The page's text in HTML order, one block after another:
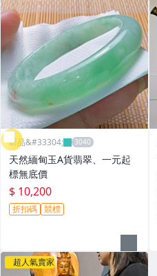
昕品&#33304;
天然緬甸玉A貨翡翠、一元起
標無底價
$ 10,200
折扣碼 競標
超人氣賣家